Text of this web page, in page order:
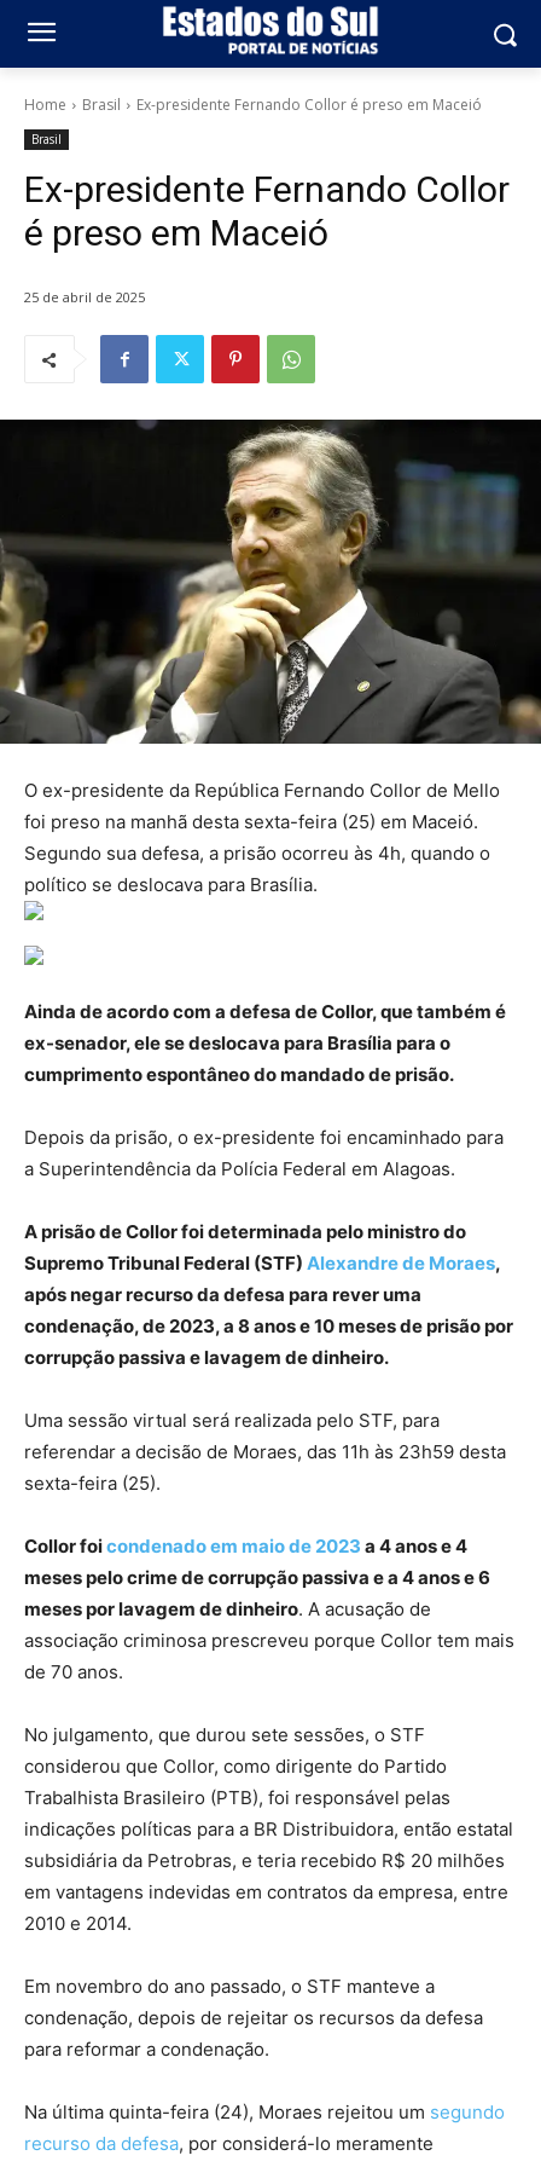
Home Brasil Ex-presidente Fernando Collor é preso em Maceió
Brasil
Ex-presidente Fernando Collor
é preso em Maceió
25 de abril de 2025
O ex-presidente da República Fernando Collor de Mello
foi preso na manhã desta sexta-feira (25) em Maceió.
Segundo sua defesa, a prisão ocorreu às 4h, quando o
político se deslocava para Brasília.
Ainda de acordo com a defesa de Collor, que também é
ex-senador, ele se deslocava para Brasília para o
cumprimento espontâneo do mandado de prisão.
Depois da prisão, o ex-presidente foi encaminhado para
a Superintendência da Polícia Federal em Alagoas.
A prisão de Collor foi determinada pelo ministro do
Supremo Tribunal Federal (STF) Alexandre de Moraes,
após negar recurso da defesa para rever uma
condenação, de 2023, a 8 anos e 10 meses de prisão por
corrupção passiva e lavagem de dinheiro.
Uma sessão virtual será realizada pelo STF, para
referendar a decisão de Moraes, das 11h às 23h59 desta
sexta-feira (25).
Collor foicondenado em maio de 2023 a 4 anos e 4
meses pelo crime de corrupção passiva e a 4 anos e 6
meses por lavagem de dinheiro. A acusação de
associação criminosa prescreveu porque Collor tem mais
de 70 anos.
No julgamento, que durou sete sessões, o STF
considerou que Collor, como dirigente do Partido
Trabalhista Brasileiro (PTB), foi responsável pelas
indicações políticas para a BR Distribuidora, então estatal
subsidiária da Petrobras, e teria recebido R$ 20 milhões
em vantagens indevidas em contratos da empresa, entre
2010 e 2014.
Em novembro do ano passado, o STF manteve a
condenação, depois de rejeitar os recursos da defesa
para reformar a condenação.
Na última quinta-feira (24), Moraes rejeitou um segundo
recurso da defesa, por considerá-lo meramente